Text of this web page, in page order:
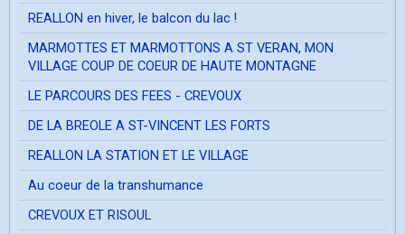
REALLON en hiver, le balcon du lac !
MARMOTTES ET MARMOTTONS A ST VERAN, MON
VILLAGE COUP DE COEUR DE HAUTE MONTAGNE
LE PARCOURS DES FEES - CREVOUX
DE LA BREOLE A ST-VINCENT LES FORTS
REALLON LA STATION ET LE VILLAGE
Au coeur de la transhumance
CREVOUX ET RISOUL